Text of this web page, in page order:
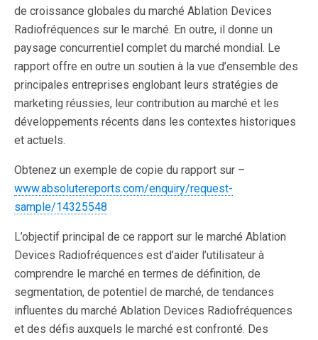
de croissance globales du marché Ablation Devices
Radiofréquences sur le marché. En outre, il donne un
paysage concurrentiel complet du marché mondial. Le
rapport offre en outre un soutien à la vue d’ensemble des
principales entreprises englobant leurs stratégies de
marketing réussies, leur contribution au marché et les
développements récents dans les contextes historiques
et actuels.
Obtenez un exemple de copie du rapport sur –
www.absolutereports.com/enquiry/request-
sample/14325548
L’objectif principal de ce rapport sur le marché Ablation
Devices Radiofréquences est d’aider l’utilisateur à
comprendre le marché en termes de définition, de
segmentation, de potentiel de marché, de tendances
influentes du marché Ablation Devices Radiofréquences
et des défis auxquels le marché est confronté. Des